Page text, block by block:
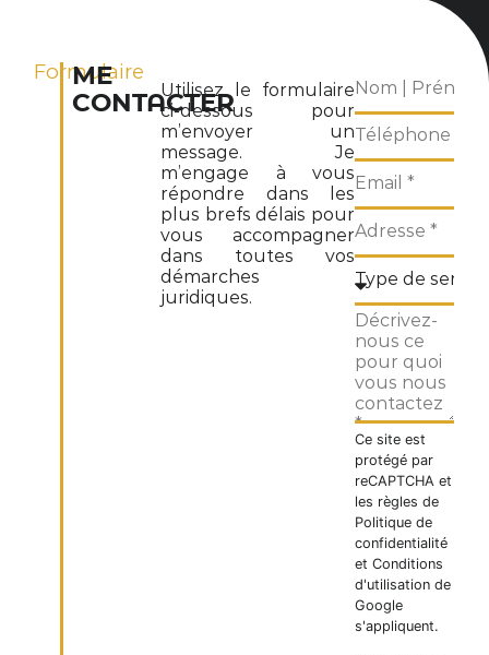
Formulaire
ME
CONTACTERUtilisez le formulaire
ci-dessous pour
m’envoyer un
message. Je
m’engage à vous
répondre dans les
plus brefs délais pour
vous accompagner
dans toutes vos
démarches
juridiques.
Ce site est
protégé par
reCAPTCHA et
les règles de
Politique de
confidentialité
etConditions
d'utilisation de
Google
s'appliquent.